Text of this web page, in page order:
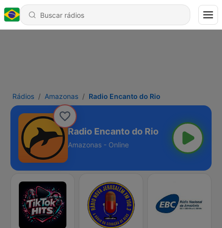
Rádios Amazonas Radio Encanto do Rio
Radio Encanto do Rio
Amazonas - Online